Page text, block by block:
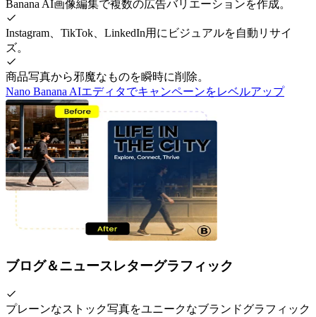
Banana AI画像編集で複数の広告バリエーションを作成。
Instagram、TikTok、LinkedIn用にビジュアルを自動リサイ
ズ。
商品写真から邪魔なものを瞬時に削除。
Nano Banana AIエディタでキャンペーンをレベルアップ
ブログ＆ニュースレターグラフィック
プレーンなストック写真をユニークなブランドグラフィック